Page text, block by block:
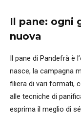
Il pane: ogni
nuova
Il pane di Pandefrà è
nasce, la campagna
filiera di vari formati,
alle tecniche di
esprima il meglio di